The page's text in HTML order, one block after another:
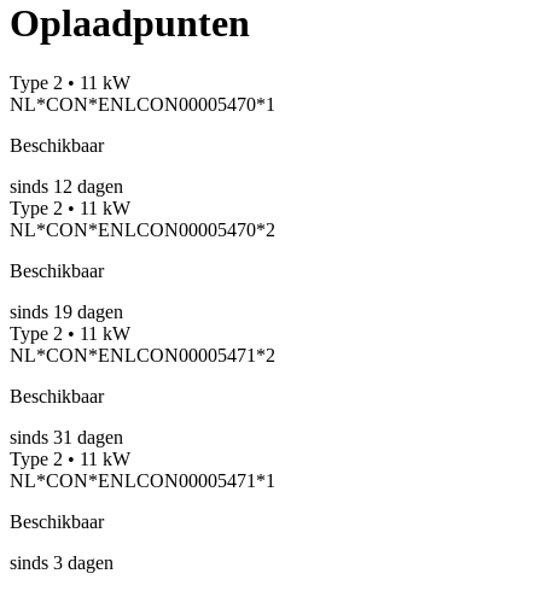
Oplaadpunten
Type 2 • 11 kW
NL*CON*ENLCON00005470*1
Beschikbaar
sinds 12 dagen
Type 2 • 11 kW
NL*CON*ENLCON00005470*2
Beschikbaar
sinds 19 dagen
Type 2 • 11 kW
NL*CON*ENLCON00005471*2
Beschikbaar
sinds 31 dagen
Type 2 • 11 kW
NL*CON*ENLCON00005471*1
Beschikbaar
sinds 3 dagen